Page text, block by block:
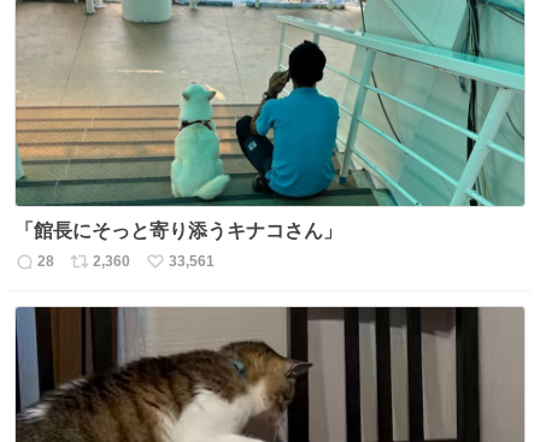
「館長にそっと寄り添うキナコさん」
返
数
28
リ
数
2,360
い
33,561